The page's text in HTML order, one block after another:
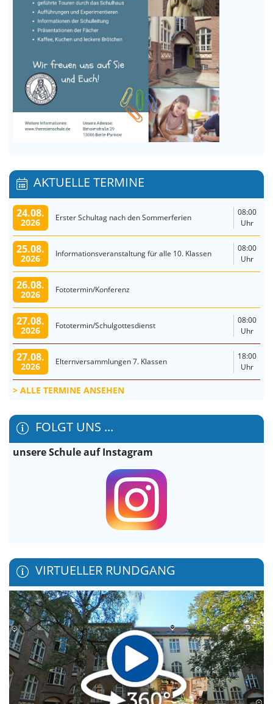
AKTUELLE TERMINE
24.08.
2026 Erster Schultag nach den Sommerferien
08:00
Uhr
25.08.
2026 Informationsveranstaltung für alle 10. Klassen
08:00
Uhr
26.08.
2026 Fototermin/Konferenz
27.08.
2026 Fototermin/Schulgottesdienst
08:00
Uhr
27.08.
2026 Elternversammlungen 7. Klassen
18:00
Uhr
ALLE TERMINE ANSEHEN
FOLGT UNS ...
unsere Schule auf Instagram
VIRTUELLER RUNDGANG